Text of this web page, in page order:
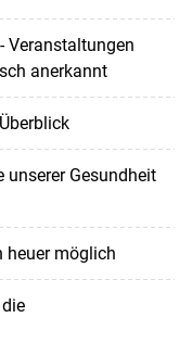
Veranstaltungen
anerkannt
Gesundheit
heuer möglich